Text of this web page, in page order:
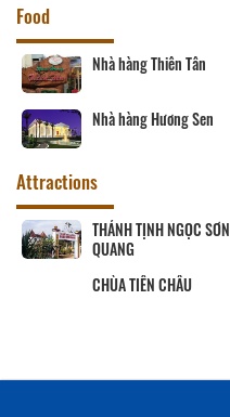
Food
Nhà hàng Thiên Tân
Nhà hàng Hương Sen
Attractions
THÁNH TỊNH NGỌC SƠN
QUANG
CHÙA TIÊN CHÂU